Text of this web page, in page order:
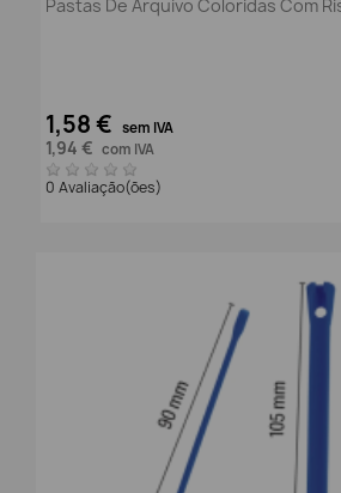
Pastas De Arquivo Coloridas Com
1,58 € sem IVA
1,94 € com IVA
0 Avaliação(ões)